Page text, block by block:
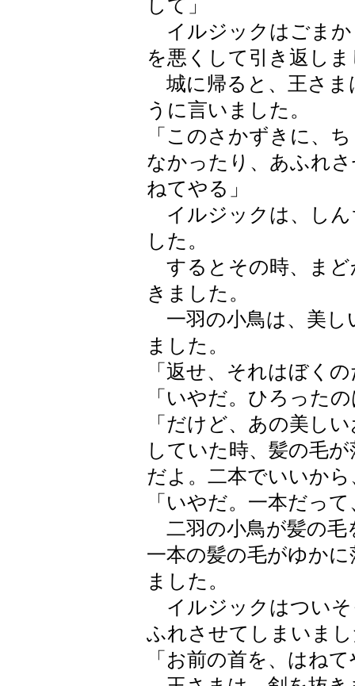
して」
イルジックはごまか
を悪くして引き返し
城に帰ると、王さま
うに言いました。
「このさかずきに、
なかったり、あふれ
ねてやる」
イルジックは、しん
した。
するとその時、まど
きました。
一羽の小鳥は、美し
ました。
「返せ、それはぼく
「いやだ。ひろった
「だけど、あの美し
していた時、髪の毛
だよ。二本でいいか
「いやだ。一本だっ
二羽の小鳥が髪の毛
一本の髪の毛がゆか
ました。
イルジックはついそ
ふれさせてしまいま
「お前の首を、はね